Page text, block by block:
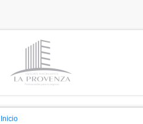
Inicio